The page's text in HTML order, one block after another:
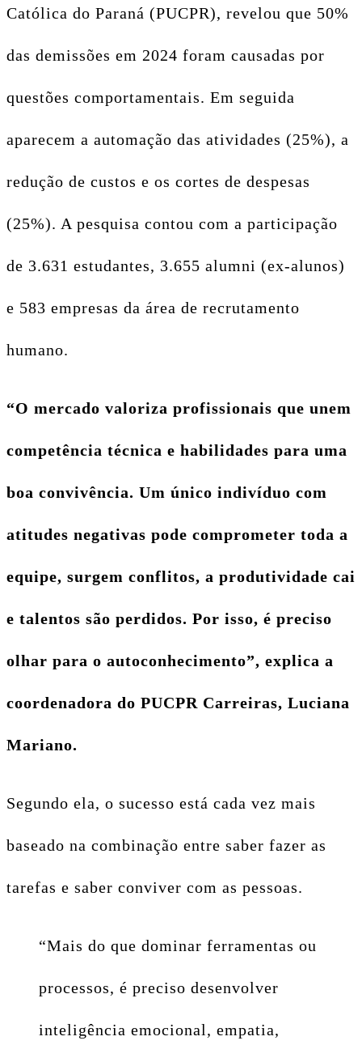
Católica do Paraná (PUCPR), revelou que 50%
das demissões em 2024 foram causadas por
questões comportamentais. Em seguida
aparecem a automação das atividades (25%), a
redução de custos e os cortes de despesas
(25%). A pesquisa contou com a participação
de 3.631 estudantes, 3.655 alumni (ex-alunos)
e 583 empresas da área de recrutamento
humano.
“O mercado valoriza profissionais que unem
competência técnica e habilidades para uma
boa convivência. Um único indivíduo com
atitudes negativas pode comprometer toda a
equipe, surgem conflitos, a produtividade cai
e talentos são perdidos. Por isso, é preciso
olhar para o autoconhecimento”, explica a
coordenadora do PUCPR Carreiras, Luciana
Mariano.
Segundo ela, o sucesso está cada vez mais
baseado na combinação entre saber fazer as
tarefas e saber conviver com as pessoas.
“Mais do que dominar ferramentas ou
processos, é preciso desenvolver
inteligência emocional, empatia,